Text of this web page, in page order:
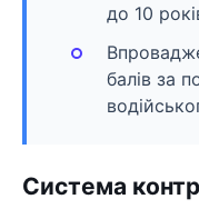
до 10
балів за
Система